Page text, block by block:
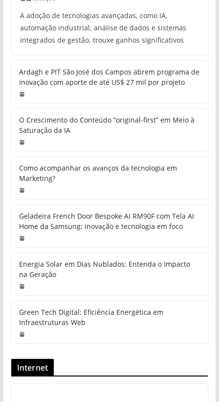
A adoção de tecnologias avançadas, como IA,
automação industrial, análise de dados e sistemas
integrados de gestão, trouxe ganhos significativos
Ardagh e PIT São José dos Campos abrem programa de
inovação com aporte de até US$ 27 mil por projeto
O Crescimento do Conteúdo “original-first” em Meio à
Saturação da IA
Como acompanhar os avanços da tecnologia em
Marketing?
Geladeira French Door Bespoke AI RM90F com Tela AI
Home da Samsung: inovação e tecnologia em foco
Energia Solar em Dias Nublados: Entenda o Impacto
na Geração
Green Tech Digital: Eficiência Energética em
Infraestruturas Web
Internet